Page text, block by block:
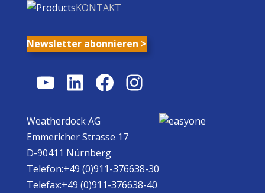
KONTAKT
Newsletter abonnieren >
YouTube
LinkedIn
Facebook
Instagram
Weatherdock AG
Emmericher Strasse 17
D-90411 Nürnberg
Telefon:+49 (0)911-376638-30
Telefax:+49 (0)911-376638-40